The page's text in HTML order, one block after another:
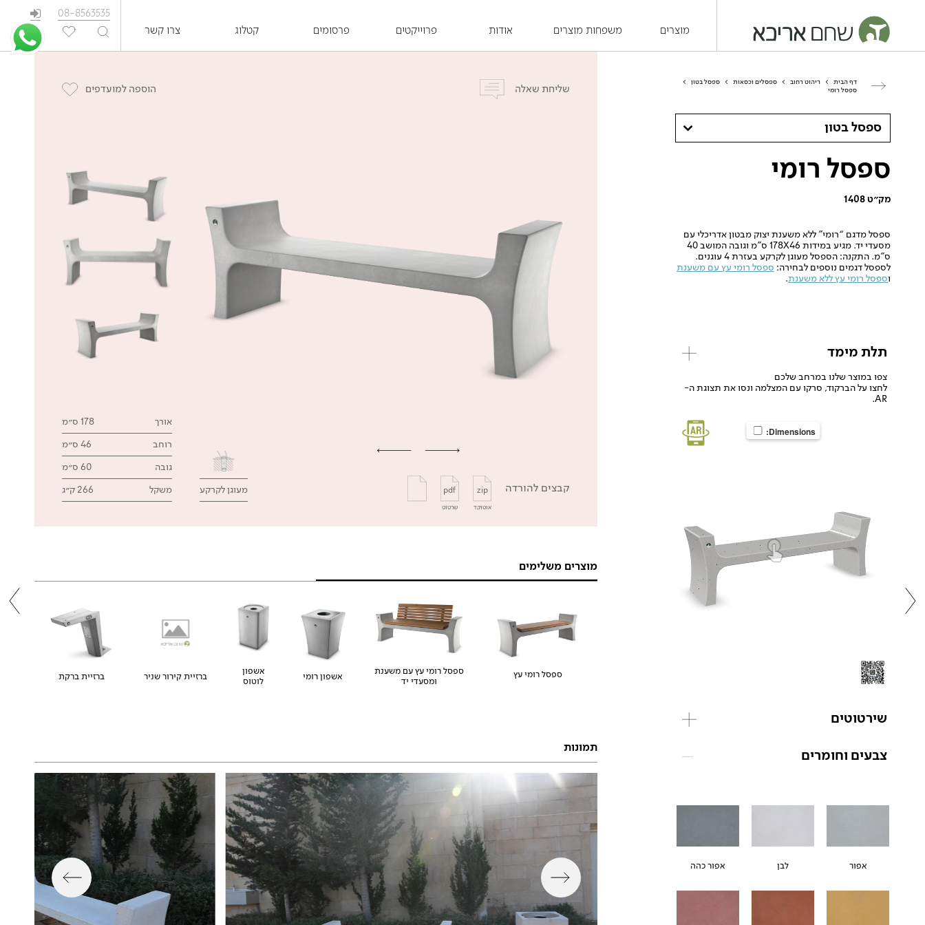
מוצרים משפחות מוצרים אודות פרוייקטים פרסומים קטלוג צרו קשר
08-8563535
EN
דף הבית > ריהוט רחוב > ספסלים וכסאות > ספסל בטון
>
ספסל רומי
ספסל בטון
ספסל רומי
מק״ט 1408
ספסל מדגם “רומי” ללא משענת יצוק מבטון אדריכלי עם
מסעדי יד. מגיע במידות 178X46 ס”מ וגובה המושב 40
ס”מ. התקנה: הספסל מעוגן לקרקע בעזרת 4 עוגנים.
לספסל דגמים נוספים לבחירה: ספסל רומי עץ עם משענת
וספסל רומי עץ ללא משענת.
תלת מימד
צפו במוצר שלנו במרחב שלכם
לחצו על הברקוד, סרקו עם המצלמה ונסו את תצוגת ה-
AR.
Dimensions:
שירטוטים
צבעים וחומרים
אפור לבן אפור כהה
שליחת שאלה הוספה למועדפים
קבצים להורדה zip
אוטוקד
pdf
שרטוט
מעוגן לקרקע
אורך 178 ס״מ
רוחב 46 ס״מ
גובה 60 ס״מ
משקל 266 ק״ג
מוצרים משלימים
ספסל רומי עץ
ספסל רומי עץ עם משענת
ומסעדי יד
אשפון רומי
אשפון
לוטוס
ברזיית קירור שניר ברזיית ברקת
תמונות